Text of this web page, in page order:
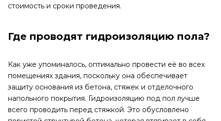
стоимость и сроки проведения.
Где проводят гидроизоляцию пола?
Как уже упоминалось, оптимально провести её во всех
помещениях здания, поскольку она обеспечивает
защиту основания из бетона, стяжек и отделочного
напольного покрытия. Гидроизоляцию под пол лучше
всего проводить перед стяжкой. Это обусловлено